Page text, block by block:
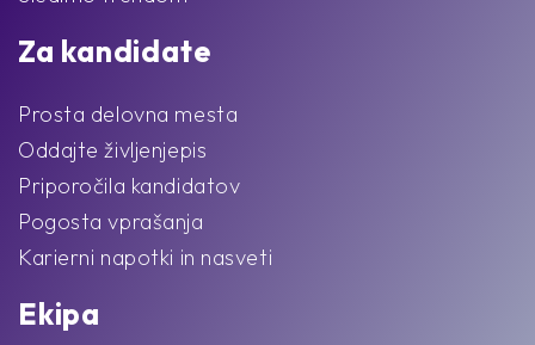
Za kandidate
Prosta delovna mesta
Oddajte življenjepis
Priporočila kandidatov
Pogosta vprašanja
Karierni napotki in nasveti
Ekipa